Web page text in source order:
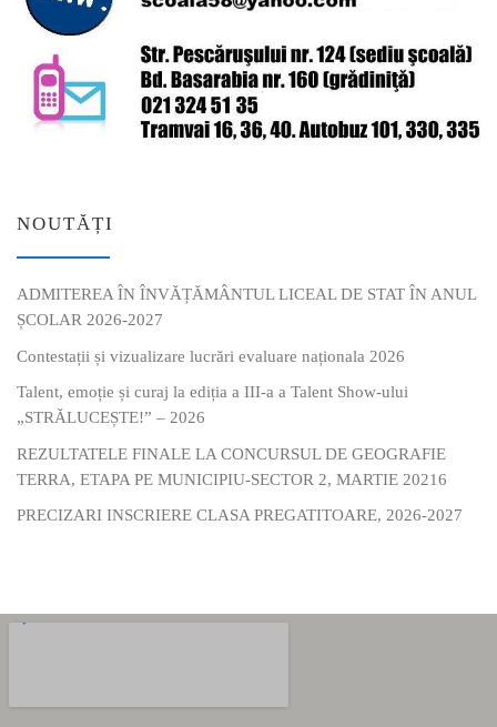
NOUTĂȚI
ADMITEREA ÎN ÎNVĂȚĂMÂNTUL LICEAL DE STAT ÎN ANUL
ȘCOLAR 2026-2027
Contestații și vizualizare lucrări evaluare naționala 2026
Talent, emoție și curaj la ediția a III-a a Talent Show-ului
„STRĂLUCEȘTE!” – 2026
REZULTATELE FINALE LA CONCURSUL DE GEOGRAFIE
TERRA, ETAPA PE MUNICIPIU-SECTOR 2, MARTIE 20216
PRECIZARI INSCRIERE CLASA PREGATITOARE, 2026-2027